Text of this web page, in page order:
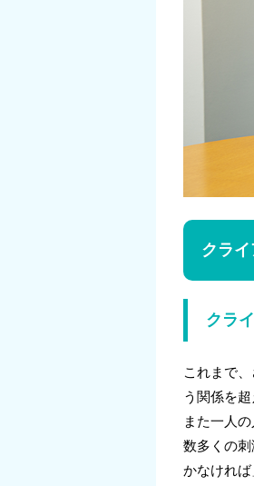
クラ
クラ
これまで
う関係を
また一人
数多くの
かなけれ